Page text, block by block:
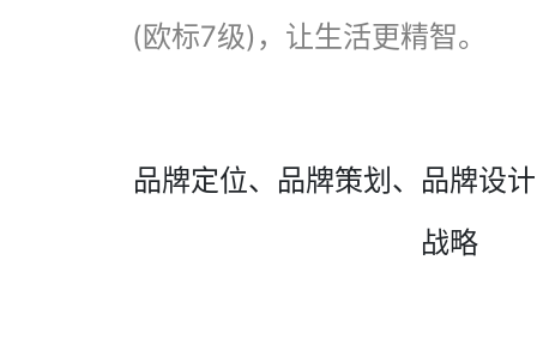
(欧标7级)，让生活更精智。
品牌定位、品牌策划、品牌设
战略